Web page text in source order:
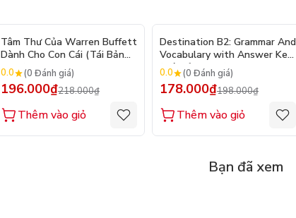
- 10%
Tâm Thư Của Warren Buffett
Dành Cho Con Cái (Tái Bản
2026)
0.0 (0 Đánh giá)
196.000₫218.000₫
Thêm vào giỏ
- 10%
Destination B2: Grammar And
Vocabulary with Answer Key
(Tái Bản 2025)
0.0 (0 Đánh giá)
178.000₫198.000₫
Thêm vào giỏ
Bạn đã xem